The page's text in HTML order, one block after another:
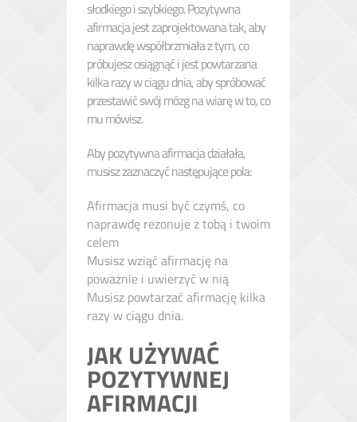
słodkiego i szybkiego. Pozytywna
afirmacja jest zaprojektowana tak, aby
naprawdę współbrzmiała z tym, co
próbujesz osiągnąć i jest powtarzana
kilka razy w ciągu dnia, aby spróbować
przestawić swój mózg na wiarę w to, co
mu mówisz.
Aby pozytywna afirmacja działała,
musisz zaznaczyć następujące pola:
Afirmacja musi być czymś, co
naprawdę rezonuje z tobą i twoim
celem
Musisz wziąć afirmację na
poważnie i uwierzyć w nią
Musisz powtarzać afirmację kilka
razy w ciągu dnia.
JAK UŻYWAĆ
POZYTYWNEJ
AFIRMACJI